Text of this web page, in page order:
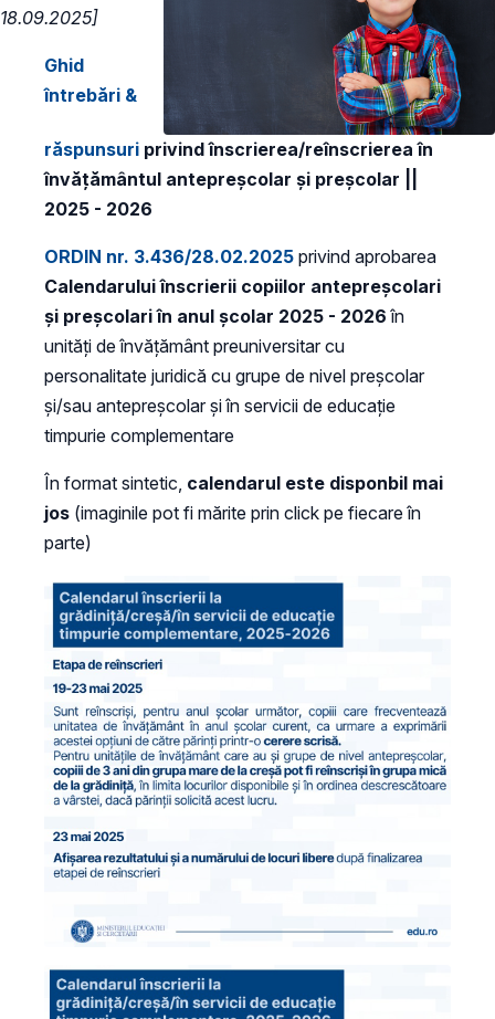
18.09.2025]
Ghid
întrebări &
răspunsuri privind înscrierea/reînscrierea în
învățământul antepreșcolar și preșcolar ||
2025 - 2026
ORDIN nr. 3.436/28.02.2025 privind aprobarea
Calendarului înscrierii copiilor antepreșcolari
și preșcolari în anul școlar 2025 - 2026în
unități de învățământ preuniversitar cu
personalitate juridică cu grupe de nivel preșcolar
și/sau antepreșcolar și în servicii de educație
timpurie complementare
În format sintetic, calendarul este disponbil mai
jos (imaginile pot fi mărite prin click pe fiecare în
parte)